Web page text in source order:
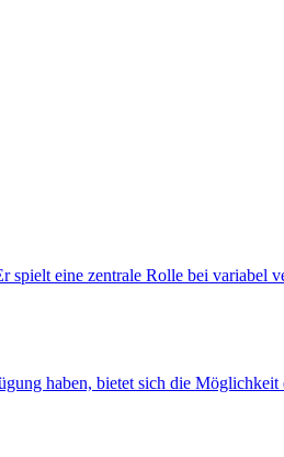
eine zentrale Rolle bei variabel
haben, bietet sich die